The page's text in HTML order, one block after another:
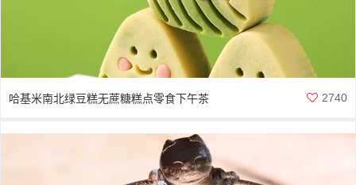
哈基米南北绿豆糕无蔗糖糕点零食下午茶 2740